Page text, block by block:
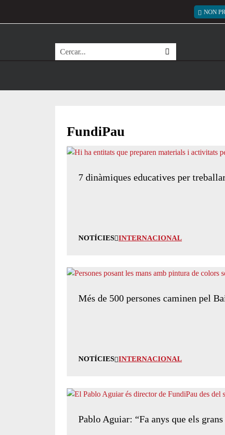
NON
Cerca
FundiPau
7 dinàmiques educatives per
NOTÍCIES INTERNACIONAL
Més de 500 persones caminen pel
NOTÍCIES INTERNACIONAL
Pablo Aguiar: “Fa anys que els